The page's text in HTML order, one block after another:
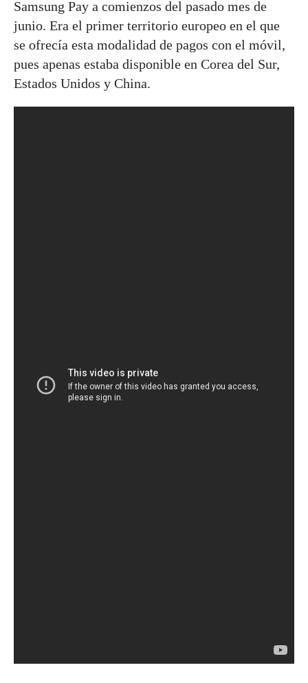
Samsung Pay a comienzos del pasado mes de
junio. Era el primer territorio europeo en el que
se ofrecía esta modalidad de pagos con el móvil,
pues apenas estaba disponible en Corea del Sur,
Estados Unidos y China.